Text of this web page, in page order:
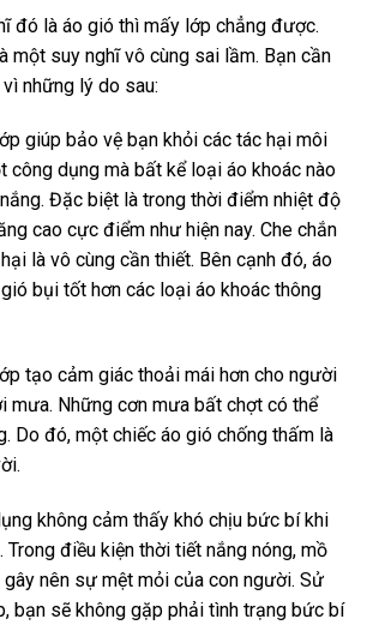
đó là áo gió thì mấy lớp chẳng được.
một suy nghĩ vô cùng sai lầm. Bạn cần
những lý do sau:
bảo vệ bạn khỏi các tác hại môi
công dụng mà bất kể loại áo khoác nào
Đặc biệt là trong thời điểm nhiệt độ
cao cực điểm như hiện nay. Che chắn
là vô cùng cần thiết. Bên cạnh đó, áo
bụi tốt hơn các loại áo khoác thông
cảm giác thoải mái hơn cho người
mưa. Những cơn mưa bất chợt có thể
Do đó, một chiếc áo gió chống thấm là
cảm thấy khó chịu bức bí khi
Trong điều kiện thời tiết nắng nóng, mồ
gây nên sự mệt mỏi của con người. Sử
bạn sẽ không gặp phải tình trạng bức bí